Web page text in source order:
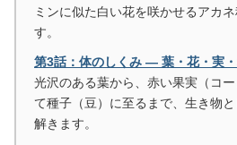
ミンに似た白い花を咲かせるアカ
す。
第3話：体のしくみ ― 葉・花・実
光沢のある葉から、赤い果実（コ
て種子（豆）に至るまで、生き物
解きます。